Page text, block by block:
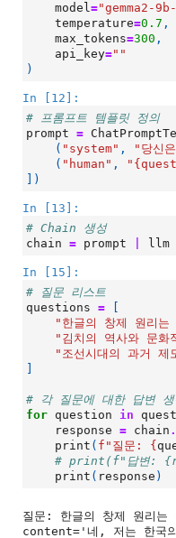
model="gemma2-
temperature=0.7 ,
max_tokens=300 ,
api_key=""
)
In [12]:
# 프롬프트 템플릿 정의
prompt =
( "system" ,
"당신
( "human" , "
])
In [13]:
# Chain 생성
chain = prompt llm
In [15]:
# 질문 리스트
questions =
"한글의 창제 원리는
"김치의 역사와 문화
"조선시대의 과거 제
# 각 질문에 대한 답변 생
for question in
response = chain .
print ( f "질문: {
# print(f"답변:
print ( response )
질문: 한글의 창제 원리는
content='네, 저는 한국